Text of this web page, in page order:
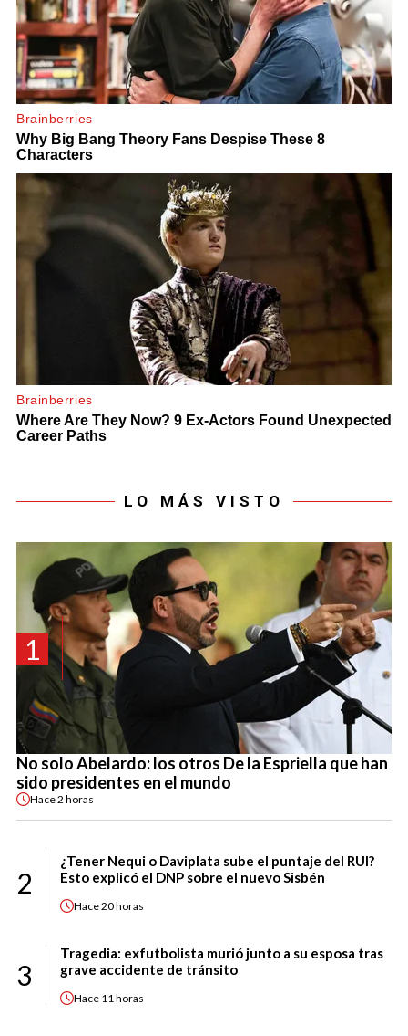
LO MÁS VISTO
1
No solo Abelardo: los otros De la Espriella que han
sido presidentes en el mundo
Hace2 horas
2
¿Tener Nequi o Daviplata sube el puntaje del RUI?
Esto explicó el DNP sobre el nuevo Sisbén
Hace20 horas
3
Tragedia: exfutbolista murió junto a su esposa tras
grave accidente de tránsito
Hace 11 horas